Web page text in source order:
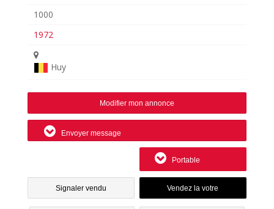
1000
1972
Huy
Modifier mon annonce
Envoyer message
Portable
Signaler vendu